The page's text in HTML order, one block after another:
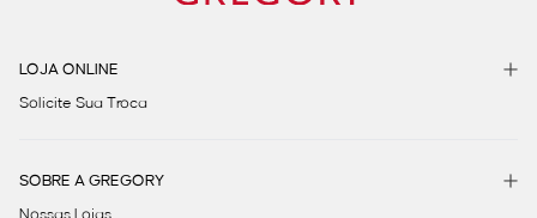
LOJA ONLINE
Solicite Sua Troca
SOBRE A GREGORY